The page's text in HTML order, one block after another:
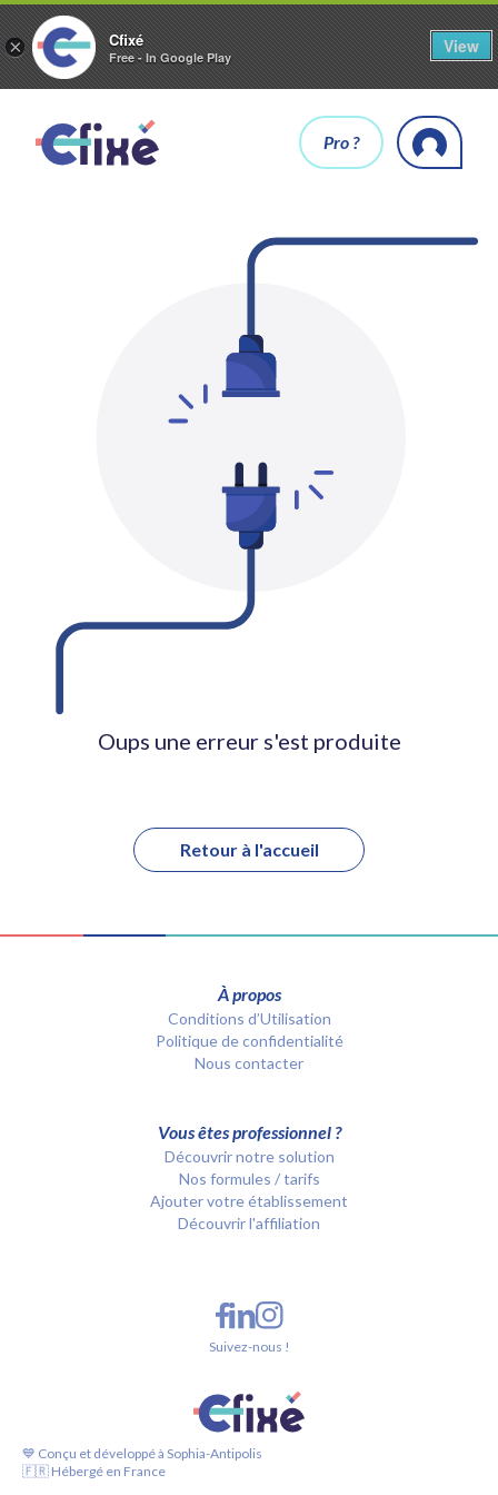
× Cfixé
Free - In Google Play
View
Pro ?
Oups une erreur s'est produite
Retour à l'accueil
À propos
Conditions d’Utilisation
Politique de confidentialité
Nous contacter
Vous êtes professionnel ?
Découvrir notre solution
Nos formules / tarifs
Ajouter votre établissement
Découvrir l'affiliation
💙 Conçu et développé à Sophia-Antipolis
🇫🇷 Hébergé en France
Suivez-nous !